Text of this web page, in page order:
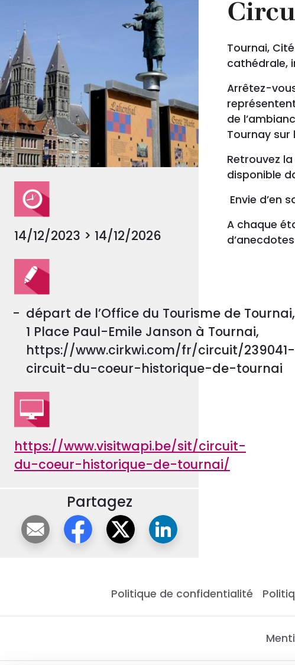
14/12/2023 > 14/12/2026
départ de l’Office du Tourisme de Tournai,
1 Place Paul-Emile Janson à Tournai,
https://www.cirkwi.com/fr/circuit/239041-
circuit-du-coeur-historique-de-tournai
https://www.visitwapi.be/sit/circuit-
du-coeur-historique-de-tournai/
Partagez
Tournai,
cathédrale,
Arrêtez-
de
Tournay sur
Retrouvez
disponible
Envie d’en
A chaque
Politique de confidentialité